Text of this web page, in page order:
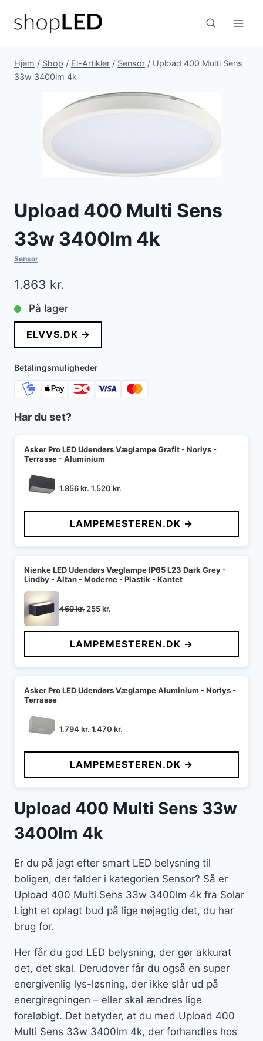
Hjem / Shop / El-Artikler / Sensor / Upload 400 Multi Sens
33w 3400lm 4k
Upload 400 Multi Sens
33w 3400lm 4k
Sensor
1.863 kr.
På lager
ELVVS.DK →
Betalingsmuligheder
Har du set?
Asker Pro LED Udendørs Væglampe Grafit - Norlys -
Terrasse - Aluminium
1.856kr.Den
pris
var:
1.856 kr..
1.520 kr.
pris
er:
1.520 kr..
LAMPEMESTEREN.DK →
Nienke LED Udendørs Væglampe IP65 L23 Dark Grey -
Lindby - Altan - Moderne - Plastik - Kantet
469kr. Den
pris
var:
469 kr..
255kr.
pris
er:
255 kr..
LAMPEMESTEREN.DK →
Asker Pro LED Udendørs Væglampe Aluminium - Norlys -
Terrasse
1.794kr.Den
pris
var:
1.794 kr..
1.470 kr.
pris
er:
1.470 kr..
LAMPEMESTEREN.DK →
Upload 400 Multi Sens 33w
3400lm 4k
Er du på jagt efter smart LED belysning til
boligen, der falder i kategorien Sensor? Så er
Upload 400 Multi Sens 33w 3400lm 4k fra Solar
Light et oplagt bud på lige nøjagtig det, du har
brug for.
Her får du god LED belysning, der gør akkurat
det, det skal. Derudover får du også en super
energivenlig lys-løsning, der ikke slår ud på
energiregningen – eller skal ændres lige
foreløbigt. Det betyder, at du med Upload 400
Multi Sens 33w 3400lm 4k, der forhandles hos